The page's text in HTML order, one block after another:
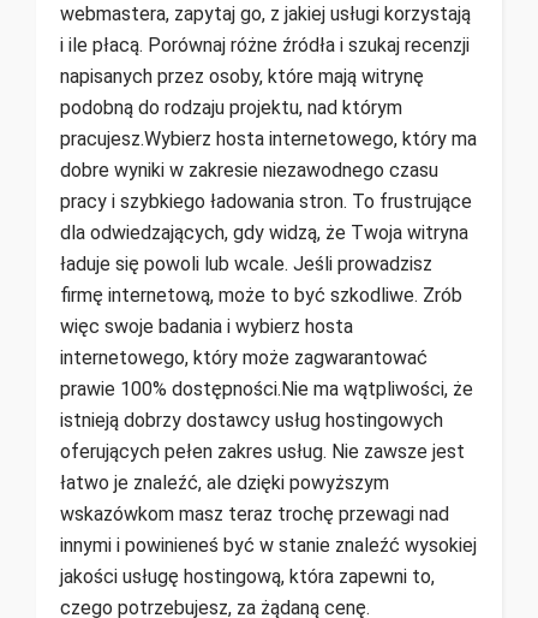
webmastera, zapytaj go, z jakiej usługi korzystają
i ile płacą. Porównaj różne źródła i szukaj recenzji
napisanych przez osoby, które mają witrynę
podobną do rodzaju projektu, nad którym
pracujesz.Wybierz hosta internetowego, który ma
dobre wyniki w zakresie niezawodnego czasu
pracy i szybkiego ładowania stron. To frustrujące
dla odwiedzających, gdy widzą, że Twoja witryna
ładuje się powoli lub wcale. Jeśli prowadzisz
firmę internetową, może to być szkodliwe. Zrób
więc swoje badania i wybierz hosta
internetowego, który może zagwarantować
prawie 100% dostępności.Nie ma wątpliwości, że
istnieją dobrzy dostawcy usług hostingowych
oferujących pełen zakres usług. Nie zawsze jest
łatwo je znaleźć, ale dzięki powyższym
wskazówkom masz teraz trochę przewagi nad
innymi i powinieneś być w stanie znaleźć wysokiej
jakości usługę hostingową, która zapewni to,
czego potrzebujesz, za żądaną cenę.